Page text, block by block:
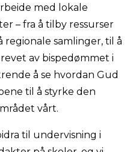
med lokale
– fra å tilby ressurser
samlinger, til å
av bispedømmet i
å se hvordan Gud
til å styrke den
vårt.
til undervisning i